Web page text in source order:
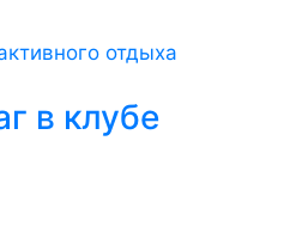
отдыха
в клубе